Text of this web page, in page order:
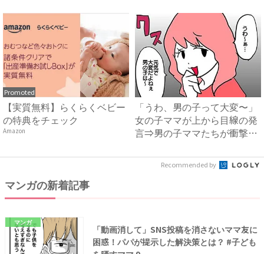
Promoted
【実質無料】らくらくベビー
の特典をチェック
Amazon
「うわ、男の子って大変〜」
女の子ママが上から目線の発
言⇒男の子ママたちが衝撃
Recommended by
マンガの新着記事
マンガ
「動画消して」SNS投稿を消さないママ友に
困惑！パパが提示した解決策とは？ #子ども